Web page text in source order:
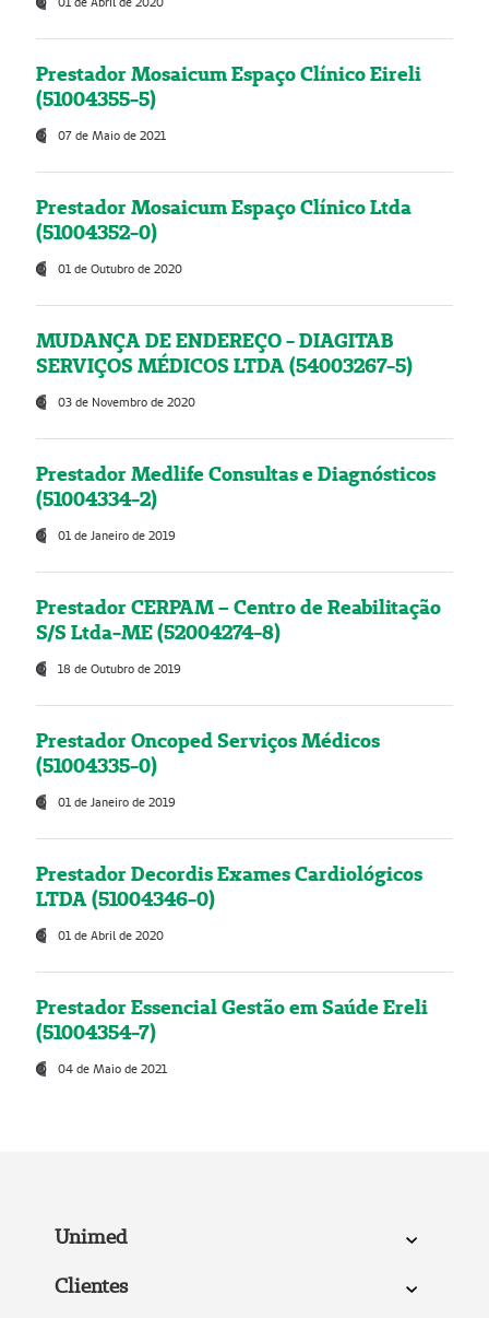
Prestador Mosaicum Espaço Clínico Eireli
(51004355-5)
07 de Maio de 2021
Prestador Mosaicum Espaço Clínico Ltda
(51004352-0)
01 de Outubro de 2020
MUDANÇA DE ENDEREÇO - DIAGITAB
SERVIÇOS MÉDICOS LTDA (54003267-5)
03 de Novembro de 2020
Prestador Medlife Consultas e Diagnósticos
(51004334-2)
01 de Janeiro de 2019
Prestador CERPAM – Centro de Reabilitação
S/S Ltda-ME (52004274-8)
18 de Outubro de 2019
Prestador Oncoped Serviços Médicos
(51004335-0)
01 de Janeiro de 2019
Prestador Decordis Exames Cardiológicos
LTDA (51004346-0)
01 de Abril de 2020
Prestador Essencial Gestão em Saúde Ereli
(51004354-7)
04 de Maio de 2021
Unimed
Clientes